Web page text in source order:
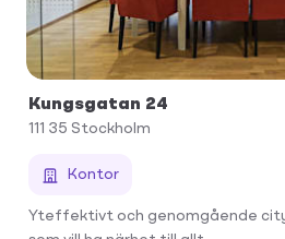
Kungsgatan 24
111 35 Stockholm
Kontor
Yteffektivt och genomgående